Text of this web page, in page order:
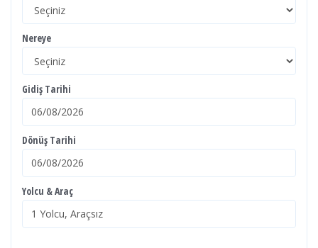
Nereye
Gidiş Tarihi
Dönüş Tarihi
Yolcu & Araç